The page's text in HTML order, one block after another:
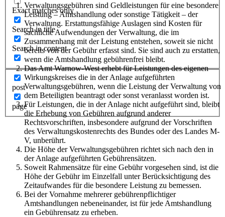
Exact matches only
Search in title
Search in content
post
page
Verwaltungsgebühren sind Geldleistungen für eine besondere
Leistung – Amtshandlung oder sonstige Tätigkeit – der
Verwaltung. Erstattungsfähige Auslagen sind Kosten für
sachliche Aufwendungen der Verwaltung, die im
Zusammenhang mit der Leistung entstehen, soweit sie nicht
bereits von der Gebühr erfasst sind. Sie sind auch zu erstatten,
wenn die Amtshandlung gebührenfrei bleibt.
Das Amt Warnow-West erhebt für Leistungen des eigenen
Wirkungskreises die in der Anlage aufgeführten
Verwaltungsgebühren, wenn die Leistung der Verwaltung von
dem Beteiligten beantragt oder sonst veranlasst worden ist.
Für Leistungen, die in der Anlage nicht aufgeführt sind, bleibt
die Erhebung von Gebühren aufgrund anderer
Rechtsvorschriften, insbesondere aufgrund der Vorschriften
des Verwaltungskostenrechts des Bundes oder des Landes M-
V, unberührt.
Die Höhe der Verwaltungsgebühren richtet sich nach den in
der Anlage aufgeführten Gebührensätzen.
Soweit Rahmensätze für eine Gebühr vorgesehen sind, ist die
Höhe der Gebühr im Einzelfall unter Berücksichtigung des
Zeitaufwandes für die besondere Leistung zu bemessen.
Bei der Vornahme mehrerer gebührenpflichtiger
Amtshandlungen nebeneinander, ist für jede Amtshandlung
ein Gebührensatz zu erheben.